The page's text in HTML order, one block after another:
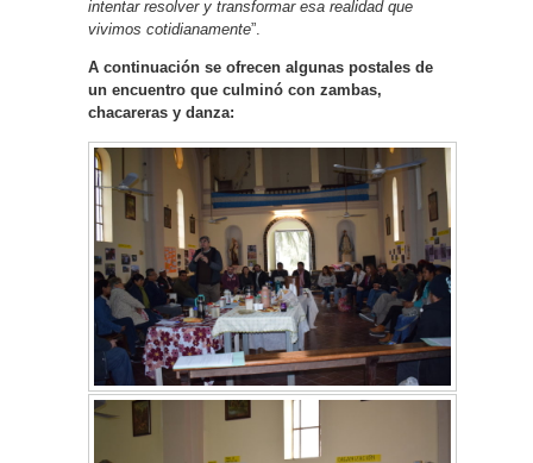
intentar resolver y transformar esa realidad que
vivimos cotidianamente”.
A continuación se ofrecen algunas postales de
un encuentro que culminó con zambas,
chacareras y danza: